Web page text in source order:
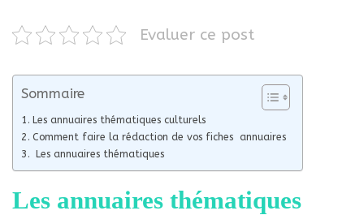
Evaluer ce post
Sommaire
Les annuaires thématiques culturels
Comment faire la rédaction de vos fiches annuaires
Les annuaires thématiques
Les annuaires thématiques